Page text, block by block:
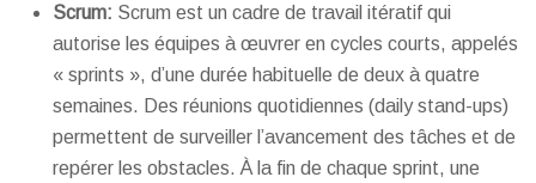
Scrum: Scrum est un cadre de travail itératif qui
autorise les équipes à œuvrer en cycles courts, appelés
« sprints », d’une durée habituelle de deux à quatre
semaines. Des réunions quotidiennes (daily stand-ups)
permettent de surveiller l’avancement des tâches et de
repérer les obstacles. À la fin de chaque sprint, une